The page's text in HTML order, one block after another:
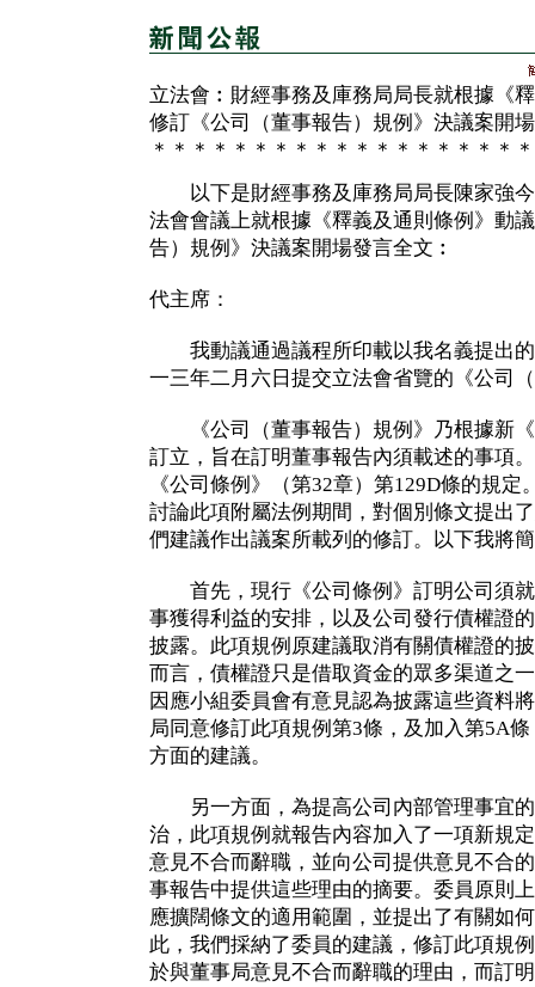
立法會︰財經事務及庫務局局長就根據《
修訂《公司（董事報告）規例》決議案開
＊＊＊＊＊＊＊＊＊＊＊＊＊＊＊＊＊＊
以下是財經事務及庫務局局長陳家強今
法會會議上就根據《釋義及通則條例》動
告）規例》決議案開場發言全文︰
代主席：
我動議通過議程所印載以我名義提出的
一三年二月六日提交立法會省覽的《公司
《公司（董事報告）規例》乃根據新《
訂立，旨在訂明董事報告內須載述的事項
《公司條例》（第32章）第129D條的規
討論此項附屬法例期間，對個別條文提出
們建議作出議案所載列的修訂。以下我將
首先，現行《公司條例》訂明公司須就
事獲得利益的安排，以及公司發行債權證
披露。此項規例原建議取消有關債權證的
而言，債權證只是借取資金的眾多渠道之
因應小組委員會有意見認為披露這些資料
局同意修訂此項規例第3條，及加入第5A
方面的建議。
另一方面，為提高公司內部管理事宜的
治，此項規例就報告內容加入了一項新規
意見不合而辭職，並向公司提供意見不合
事報告中提供這些理由的摘要。委員原則
應擴闊條文的適用範圍，並提出了有關如
此，我們採納了委員的建議，修訂此項規
於與董事局意見不合而辭職的理由，而訂